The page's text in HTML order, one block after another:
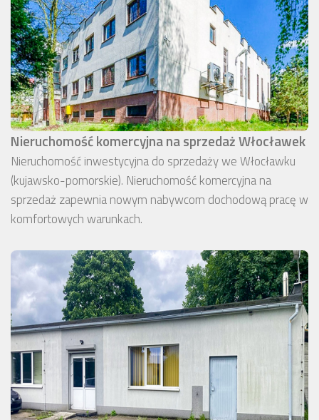
Nieruchomość komercyjna na sprzedaż Włocławek
Nieruchomość inwestycyjna do sprzedaży we Włocławku
(kujawsko-pomorskie). Nieruchomość komercyjna na
sprzedaż zapewnia nowym nabywcom dochodową pracę w
komfortowych warunkach.